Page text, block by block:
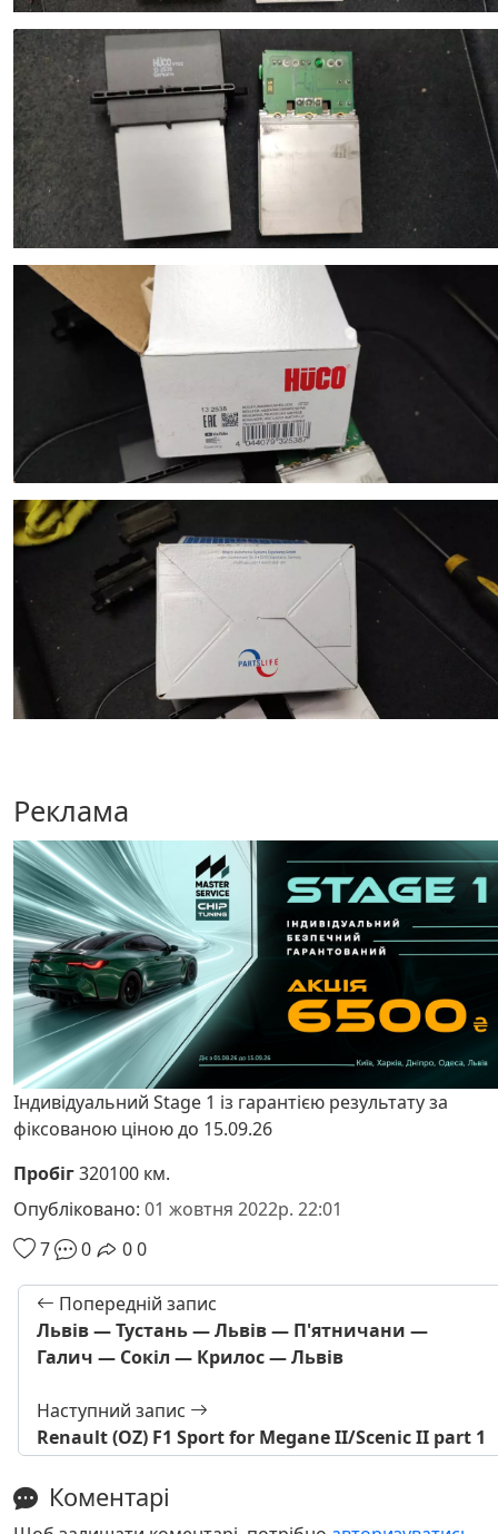
Реклама
Індивідуальний Stage 1 із гарантією результату за
фіксованою ціною до 15.09.26
Пробіг320100 км.
Опубліковано: 01 жовтня 2022р. 22:01
7
0 00
Попередній запис
Львів — Тустань — Львів — П'ятничани —
Галич — Сокіл — Крилос — Львів
Наступний запис
Renault (OZ) F1 Sport for Megane II/Scenic II part 1
Коментарі